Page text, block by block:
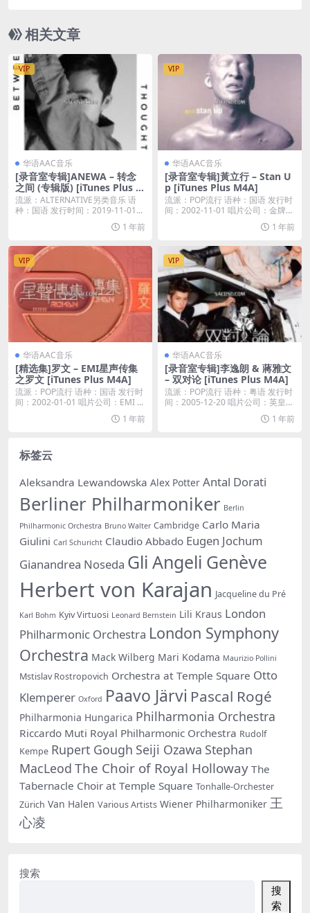
相关文章
VIP
华语AAC音乐
[录音室专辑]ANEWA – 转念
之间 (专辑版) [iTunes Plus M
4A]
流派：ALTERNATIVE另类音乐 语
种：国语 发行时间：2019-11-01...
1 年前
VIP
华语AAC音乐
[录音室专辑]黃立行 – Stan U
p [iTunes Plus M4A]
流派：POP流行 语种：国语 发行时
间：2002-11-01 唱片公司：金牌大
1 年前
VIP
华语AAC音乐
[精选集]罗文 – EMI星声传集
之罗文 [iTunes Plus M4A]
流派：POP流行 语种：国语 发行时
间：2002-01-01 唱片公司：EMI ...
1 年前
VIP
华语AAC音乐
[录音室专辑]李逸朗 & 蔣雅文
– 双对论 [iTunes Plus M4A]
流派：POP流行 语种：粤语 发行时
间：2005-12-20 唱片公司：英皇唱
1 年前
标签云
Aleksandra Lewandowska Alex Potter Antal Dorati
Berliner Philharmoniker Berlin
Philharmonic Orchestra Bruno Walter Cambridge Carlo Maria
Giulini Carl Schuricht Claudio Abbado Eugen Jochum
Gianandrea Noseda Gli Angeli Genève
Herbert von Karajan Jacqueline du Pré
Karl Bohm Kyiv Virtuosi Leonard Bernstein Lili Kraus London
Philharmonic Orchestra London Symphony
Orchestra Mack Wilberg Mari Kodama Maurizio Pollini
Mstislav Rostropovich Orchestra at Temple Square Otto
Klemperer Oxford Paavo Järvi Pascal Rogé
Philharmonia Hungarica Philharmonia Orchestra
Riccardo Muti Royal Philharmonic Orchestra Rudolf
Kempe Rupert Gough Seiji Ozawa Stephan
MacLeod The Choir of Royal Holloway The
Tabernacle Choir at Temple Square Tonhalle-Orchester
Zürich Van Halen Various Artists Wiener Philharmoniker 王
心凌
搜索
搜
索